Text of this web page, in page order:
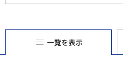
一覧を表示